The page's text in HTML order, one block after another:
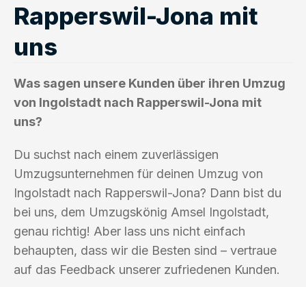
Rapperswil-Jona mit
uns
Was sagen unsere Kunden über ihren Umzug
von Ingolstadt nach Rapperswil-Jona mit
uns?
Du suchst nach einem zuverlässigen
Umzugsunternehmen für deinen Umzug von
Ingolstadt nach Rapperswil-Jona? Dann bist du
bei uns, dem Umzugskönig Amsel Ingolstadt,
genau richtig! Aber lass uns nicht einfach
behaupten, dass wir die Besten sind – vertraue
auf das Feedback unserer zufriedenen Kunden.